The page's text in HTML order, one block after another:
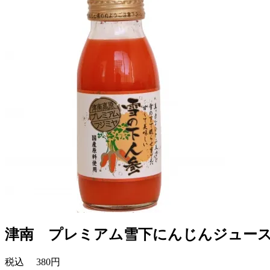
津南 プレミアム雪下にんじんジュー
税込 380円